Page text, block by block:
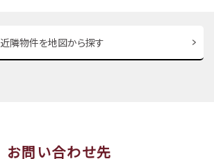
近隣物件を地図から探す
お問い合わせ先